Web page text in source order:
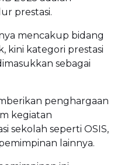
prestasi.
mencakup bidang
kini kategori prestasi
sebagai
penghargaan
kegiatan
sekolah seperti OSIS,
lainnya.